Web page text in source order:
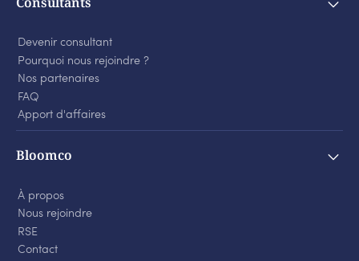
Devenir consultant
Pourquoi nous rejoindre ?
Nos partenaires
FAQ
Apport d'affaires
Bloomco
À propos
Nous rejoindre
RSE
Contact